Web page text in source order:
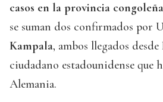
casos en la provincia
se suman dos confirmados por
Kampala, ambos llegados
ciudadano estadounidense que
Alemania.